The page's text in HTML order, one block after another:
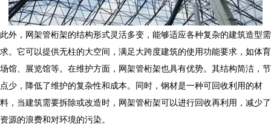
此外，网架管桁架的结构形式灵活多变，能够适应各种复杂的建筑造型需
求。它可以提供无柱的大空间，满足大跨度建筑的使用功能要求，如体育
场馆、展览馆等。在维护方面，网架管桁架也具有优势。其结构简洁，节
点少，降低了维护的复杂性和成本。同时，钢材是一种可回收利用的材
料，当建筑需要拆除或改造时，网架管桁架可以进行回收再利用，减少了
资源的浪费和对环境的污染。